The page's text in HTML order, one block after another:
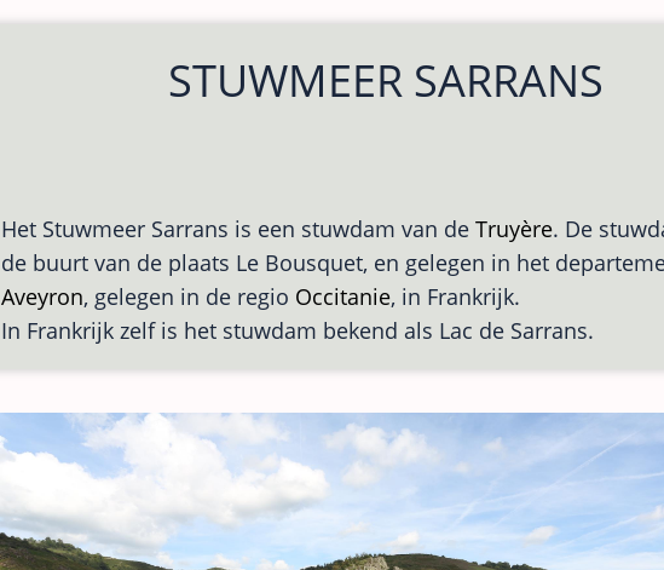
STUWMEER SARRANS
Het Stuwmeer Sarrans is een stuwdam van de Truyère. De
de buurt van de plaats Le Bousquet, en gelegen in het
Aveyron, gelegen in de regio Occitanie, in Frankrijk.
In Frankrijk zelf is het stuwdam bekend als Lac de Sarrans.